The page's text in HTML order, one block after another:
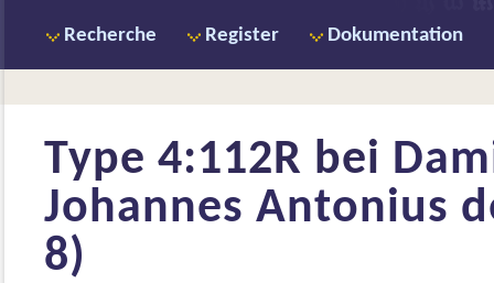
Recherche Register Dokumentation
Type 4:112R bei
Johannes Antonius
8)